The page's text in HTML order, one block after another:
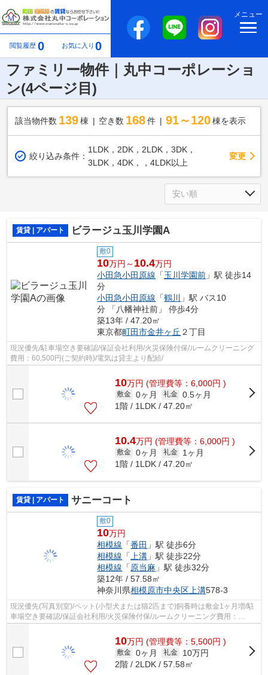
閲覧履歴 0 お気に入り 0
メニュー
ファミリー物件｜丸中コーポレーショ
ン(4ページ目)
該当物件数 139棟 空き数 168 件 91～120 棟を表示
絞り込み条件：
1LDK，2DK，2LDK，3DK，
3LDK，4DK，，4LDK以上
変更
賃貸 | アパート ビラージュ玉川学園A
敷0
10万円～ 10.4万円
小田急小田原線 「玉川学園前 」駅 徒歩14
分
小田急小田原線 「鶴川
」駅 バス10
分 「八幡神社前」 停歩4分
築13年 / 47.20㎡
東京都町田市金井ヶ丘 ２丁目
現況優先/駐車場空き要確認/保証会社利用/火災保険付保/ルームクリーニング
費用：60,500円(ご契約時)/電気は貸主より配給/
10万円 (管理費等：6,000円 )
敷金 0ヶ月 礼金 0.5ヶ月
1階 / 1LDK / 47.20㎡
10.4万円 (管理費等：6,000円 )
敷金 0ヶ月 礼金
1ヶ月
1階 / 1LDK / 47.20㎡
賃貸 | アパート サニーコート
敷0
10万円
相模線 「番田 」駅 徒歩6分
相模線 「 上溝 」駅 徒歩22分
相模線 「 原当麻 」駅 徒歩32分
築12年 / 57.58㎡
神奈川県相模原市中央区 上溝578-3
現況優先(写真別室)/ペット(小型犬または猫2匹まで)飼養時は敷金1ヶ月増/駐
車場空き要確認/保証会社利用/火災保険付保/ルームクリーニング費用：
10万円 (管理費等：5,500円 )
敷金 0ヶ月 礼金
10万円
2階 / 2LDK / 57.58㎡